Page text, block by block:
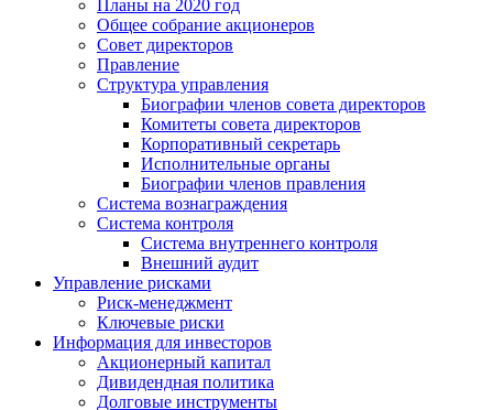
Планы на 2020 год
Общее собрание акционеров
Совет директоров
Правление
Структура управления
Биографии членов совета директоров
Комитеты совета директоров
Корпоративный секретарь
Исполнительные органы
Биографии членов правления
Система вознаграждения
Система контроля
Система внутреннего контроля
Внешний аудит
Управление рисками
Риск-менеджмент
Ключевые риски
Информация для инвесторов
Акционерный капитал
Дивидендная политика
Долговые инструменты